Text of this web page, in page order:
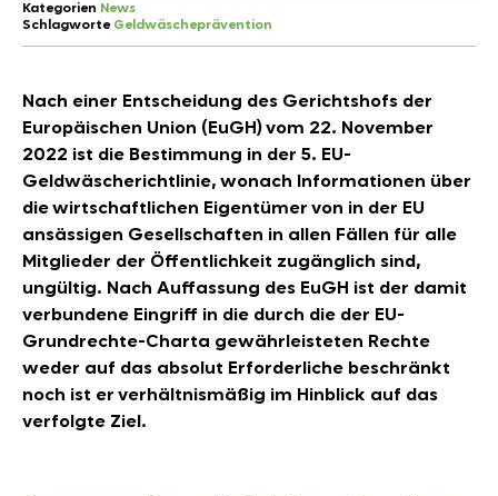
Kategorien News
Schlagworte Geldwäscheprävention
Nach einer Entscheidung des Gerichtshofs der
Europäischen Union (EuGH) vom 22. November
2022 ist die Bestimmung in der 5. EU-
Geldwäscherichtlinie, wonach Informationen über
die wirtschaftlichen Eigentümer von in der EU
ansässigen Gesellschaften in allen Fällen für alle
Mitglieder der Öffentlichkeit zugänglich sind,
ungültig. Nach Auffassung des EuGH ist der damit
ver­bun­de­ne Ein­griff in die durch die der EU-
Grundrechte-Charta ge­währ­leis­te­ten Rech­te
weder auf das ab­so­lut Er­for­der­li­che be­schränkt
noch ist er verhältnismäßig im Hinblick auf das
verfolgte Ziel.